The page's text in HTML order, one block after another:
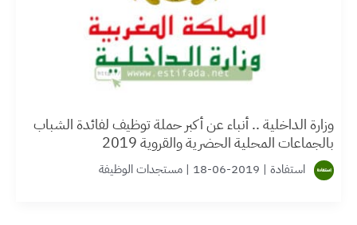
وزارة الداخلية .. أنباء عن أكبر حملة توظيف لفائدة الشباب
بالجماعات المحلية الحضرية والقروية 2019
استفادة |
2019-06-18
|مستجدات الوظيفة